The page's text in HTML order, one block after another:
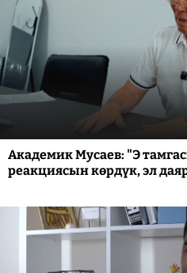
Академик Мусаев: "Э
реакциясын көрдүк, эл